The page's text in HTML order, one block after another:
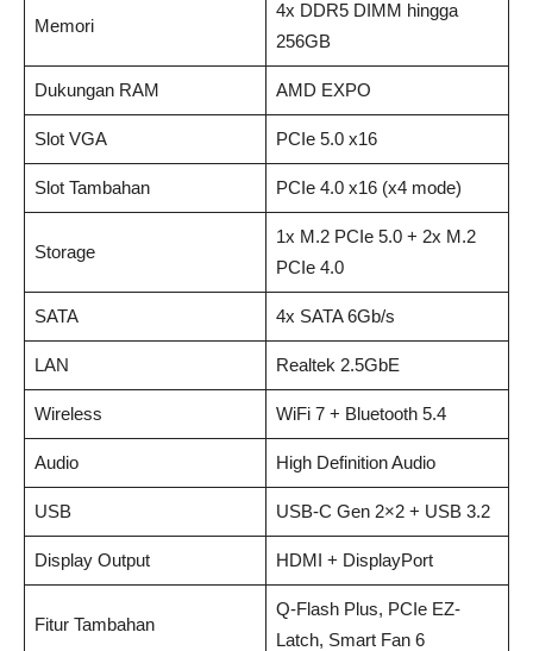
Memori
4x DDR5 DIMM hingga
256GB
Dukungan RAM AMD EXPO
Slot VGA PCIe 5.0 x16
Slot Tambahan PCIe 4.0 x16 (x4 mode)
Storage
1x M.2 PCIe 5.0 + 2x M.2
PCIe 4.0
SATA 4x SATA 6Gb/s
LAN Realtek 2.5GbE
Wireless WiFi 7 + Bluetooth 5.4
Audio High Definition Audio
USB USB-C Gen 2×2 + USB 3.2
Display Output HDMI + DisplayPort
Fitur Tambahan
Q-Flash Plus, PCIe EZ-
Latch, Smart Fan 6